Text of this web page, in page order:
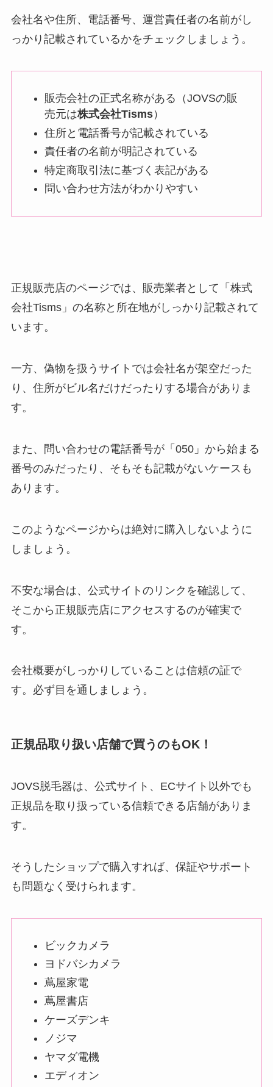
会社名や住所、電話番号、運営責任者の名前がし
っかり記載されているかをチェックしましょう。
販売会社の正式名称がある（JOVSの販
売元は株式会社Tisms）
住所と電話番号が記載されている
責任者の名前が明記されている
特定商取引法に基づく表記がある
問い合わせ方法がわかりやすい
正規販売店のページでは、販売業者として「株式
会社Tisms」の名称と所在地がしっかり記載されて
います。
一方、偽物を扱うサイトでは会社名が架空だった
り、住所がビル名だけだったりする場合がありま
す。
また、問い合わせの電話番号が「050」から始まる
番号のみだったり、そもそも記載がないケースも
あります。
このようなページからは絶対に購入しないように
しましょう。
不安な場合は、公式サイトのリンクを確認して、
そこから正規販売店にアクセスするのが確実で
す。
会社概要がしっかりしていることは信頼の証で
す。必ず目を通しましょう。
正規品取り扱い店舗で買うのもOK！
JOVS脱毛器は、公式サイト、ECサイト以外でも
正規品を取り扱っている信頼できる店舗がありま
す。
そうしたショップで購入すれば、保証やサポート
も問題なく受けられます。
ビックカメラ
ヨドバシカメラ
蔦屋家電
蔦屋書店
ケーズデンキ
ノジマ
ヤマダ電機
エディオン